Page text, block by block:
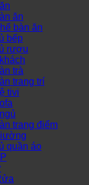
ăn
bàn ăn
bếp
rượu
trà
trang trí
tivi
trang điểm
quần áo